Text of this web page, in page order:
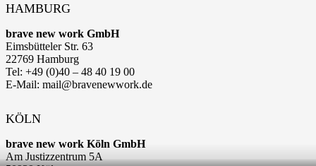
HAMBURG
brave new work GmbH
Eimsbütteler Str. 63
22769 Hamburg
Tel: +49 (0)40 – 48 40 19 00
E-Mail: mail@bravenewwork.de
KÖLN
brave new work Köln GmbH
Am Justizzentrum 5A